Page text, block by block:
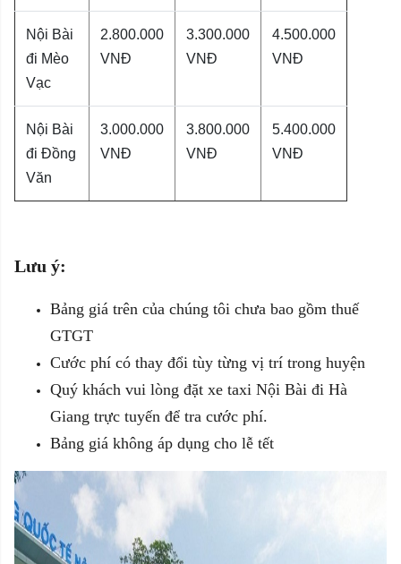
Nội Bài
đi Mèo
Vạc
2.800.000
VNĐ
3.300.000
VNĐ
4.500.000
VNĐ
Nội Bài
đi Đồng
Văn
3.000.000
VNĐ
3.800.000
VNĐ
5.400.000
VNĐ
Lưu ý:
Bảng giá trên của chúng tôi chưa bao gồm thuế
GTGT
Cước phí có thay đổi tùy từng vị trí trong huyện
Quý khách vui lòng đặt xe taxi Nội Bài đi Hà
Giang trực tuyến để tra cước phí.
Bảng giá không áp dụng cho lễ tết